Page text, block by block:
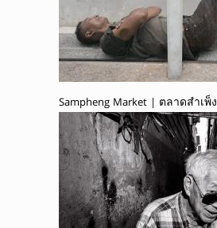
Sampheng Market | ตลาดสำเพ็ง